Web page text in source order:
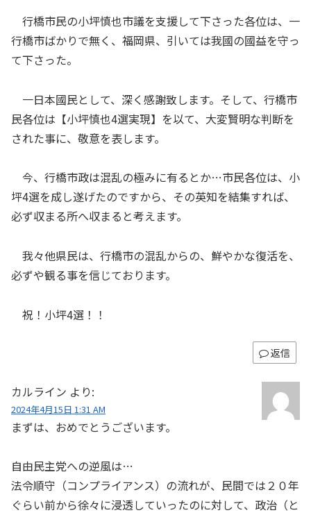
行橋市民の小坪慎也市議を支援して下さった各位は、一
行橋市ばかりで無く、福岡県、引いては我國の國益を守っ
て下さった。
一日本國民として、深く感謝致します。そして、行橋市
民各位は【小坪慎也4選実現】を以て、大変賢明な判断を
された事に、敬意を表します。
今、行橋市政は混乱の極みに有るとか…市民各位は、小
坪4選を成し遂げたのですから、その英知を結集すれば、
必ず収まる所へ収まると考えます。
我々他県民は、行橋市の混乱からの、鮮やかな復活を、
必ずや観る事を信じております。
祝！小坪4選！！
返信
カルライン より:
2024年4月15日 1:31 AM
まずは、おめでとうございます。
自由民主党への逆風は…
法令順守（コンプライアンス）の流れが、民間では２０年
ぐらい前から徐々に浸透していったのに対して、政治（と